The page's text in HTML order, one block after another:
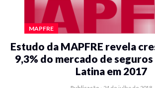
MAPFRE
Estudo da MAPFRE revela
9,3% do mercado de
Latina em 2017